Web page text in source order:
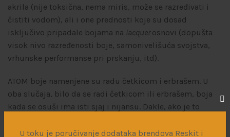
U toku je poručivanje dodataka brendova Reskit i
akrila (nije toksična, nema miris, može se razređivati i
čistiti vodom), ali i one prednosti koje su dosad
isključivo pripadale bojama na lacquerosnovi (dopušta
visok nivo razređenosti boje, samonivelišuća svojstva,
vrhunske performanse pri prskanju, itd).
ATOM boje namenjene su radu četkicom i erbrašem. U
oba slučaja, bilo da se radi četkicom ili erbrašem, boja
kada se osuši ima isti sjaj i nijansu. Dakle, ako je to
četkicom.